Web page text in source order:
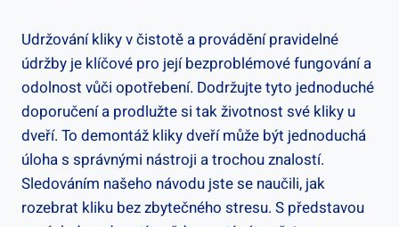
Udržování kliky v čistotě a provádění pravidelné
údržby je klíčové pro její bezproblémové fungování a
odolnost vůči opotřebení. Dodržujte tyto jednoduché
doporučení a prodlužte si tak životnost své kliky u
dveří. To demontáž kliky dveří může být jednoduchá
úloha s správnými nástroji a trochou znalostí.
Sledováním našeho návodu jste se naučili, jak
rozebrat kliku bez zbytečného stresu. S představou